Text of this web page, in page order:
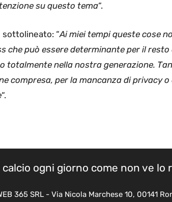
su questo tema“.
sottolineato: “Ai miei tempi queste cose
che può essere determinante per il
totalmente nella nostra generazione.
compresa, per la mancanza di privacy o
“.
calcio ogni giorno come non ve lo
365 SRL - Via Nicola Marchese 10, 00141